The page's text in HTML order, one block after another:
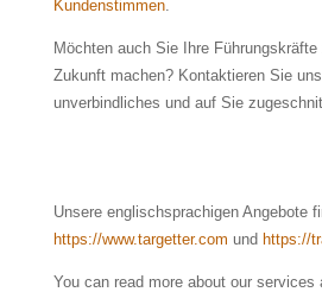
Kundenstimmen.
Möchten auch Sie Ihre
Zukunft machen? Kontaktieren Sie
unverbindliches und auf Sie
Unsere englischsprachigen Angebote
https://www.targetter.com und https://
You can read more about our